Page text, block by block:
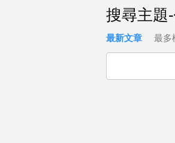
搜尋主題
最新文章 最多